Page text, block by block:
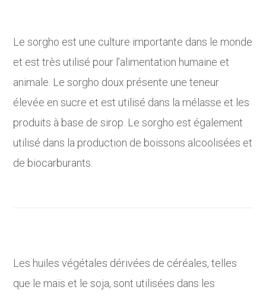
Le sorgho est une culture importante dans le monde
et est très utilisé pour l’alimentation humaine et
animale. Le sorgho doux présente une teneur
élevée en sucre et est utilisé dans la mélasse et les
produits à base de sirop. Le sorgho est également
utilisé dans la production de boissons alcoolisées et
de biocarburants.
Les huiles végétales dérivées de céréales, telles
que le maïs et le soja, sont utilisées dans les